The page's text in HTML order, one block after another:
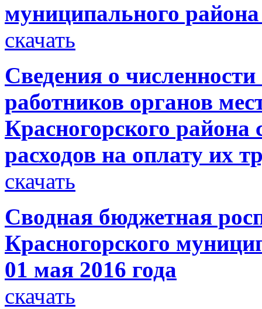
муниципального района
скачать
Сведения о
работников органов
Красногорского района
расходов на оплату их
скачать
Сводная бюджетная
Красногорского
01 мая 2016 года
скачать